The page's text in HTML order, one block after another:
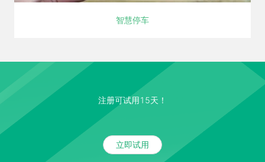
智慧停车
注册可试用15天！
立即试用